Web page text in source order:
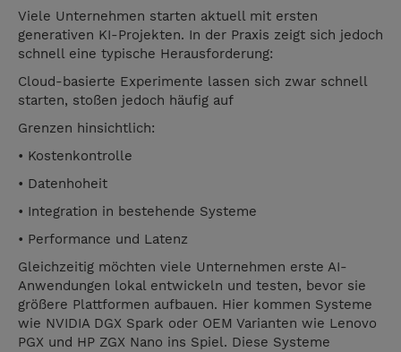
Viele Unternehmen starten aktuell mit ersten
generativen KI-Projekten. In der Praxis zeigt sich jedoch
schnell eine typische Herausforderung:
Cloud-basierte Experimente lassen sich zwar schnell
starten, stoßen jedoch häufig auf
Grenzen hinsichtlich:
• Kostenkontrolle
• Datenhoheit
• Integration in bestehende Systeme
• Performance und Latenz
Gleichzeitig möchten viele Unternehmen erste AI-
Anwendungen lokal entwickeln und testen, bevor sie
größere Plattformen aufbauen. Hier kommen Systeme
wie NVIDIA DGX Spark oder OEM Varianten wie Lenovo
PGX und HP ZGX Nano ins Spiel. Diese Systeme